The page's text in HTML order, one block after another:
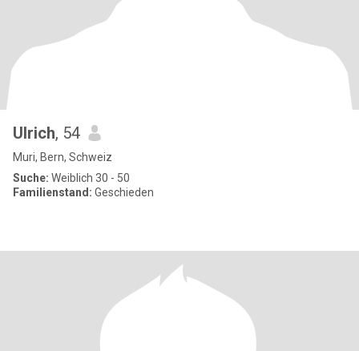
Ulrich, 54
Muri, Bern, Schweiz
Suche: Weiblich 30 - 50
Familienstand: Geschieden